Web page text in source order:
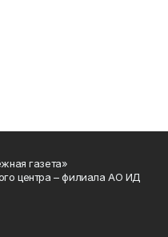
газета»
центра – филиала АО ИД